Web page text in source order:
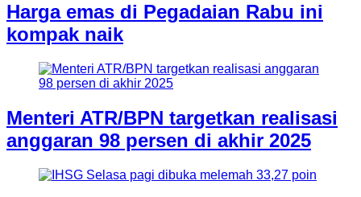
Harga emas di Pegadaian Rabu ini
kompak naik
Menteri ATR/BPN targetkan realisasi
anggaran 98 persen di akhir 2025